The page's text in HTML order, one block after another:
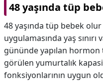
48 yaşında tüp
48 yaşında tüp bebek olur
uygulamasında yaş sınırı
gününde yapılan
görülen yumurtalık
fonksiyonlarının uygun